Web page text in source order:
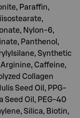
Paraffin,
Nylon-6,
Panthenol,
Synthetic
Caffeine,
Collagen
Seed Oil, PPG-
Oil, PEG-40
Silica, Biotin,